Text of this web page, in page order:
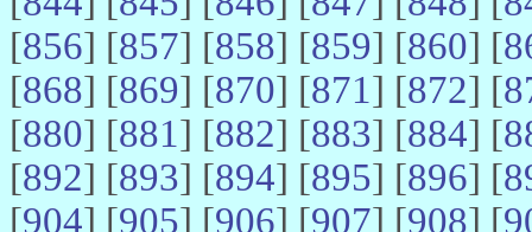
[856] [857] [858] [859] [860] [
[868] [869] [870] [871] [872] [
[880] [881] [882] [883] [884] [
[892] [893] [894] [895] [896] [
[904] [905] [906] [907] [908] [